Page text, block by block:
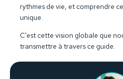
rythmes de vie, et comprendre
unique.
C’est cette vision globale que
transmettre à travers ce guide.